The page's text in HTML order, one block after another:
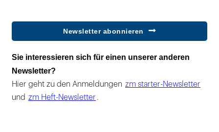
Newsletter abonnieren
Sie interessieren sich für einen unserer anderen
Newsletter?
Hier geht zu den Anmeldungen zm starter-Newsletter
und zm Heft-Newsletter .